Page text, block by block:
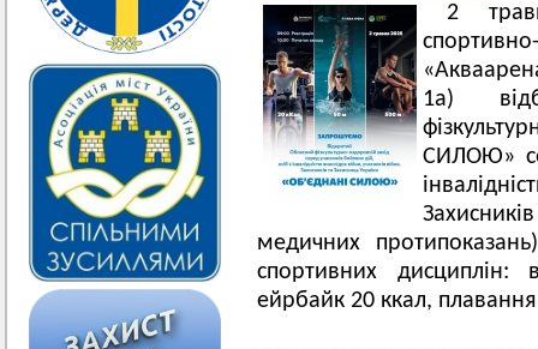
2
1а)
СИЛОЮ»
медичних
спортивних
ейрбайк 20 ккал,